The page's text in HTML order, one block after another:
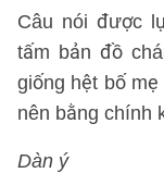
Câu nói được
tấm bản đồ
giống hệt bố
nên bằng chính
Dàn ý